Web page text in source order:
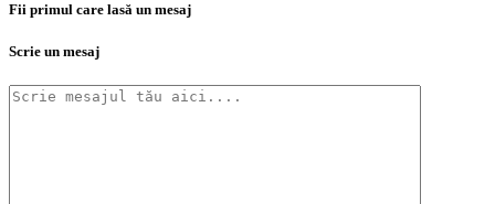
Fii primul care lasă un mesaj
Scrie un mesaj